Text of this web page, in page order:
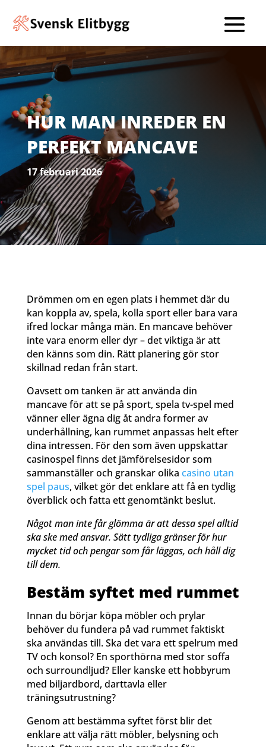
HUR MAN INREDER EN
PERFEKT MANCAVE
17 februari 2026
Drömmen om en egen plats i hemmet där du
kan koppla av, spela, kolla sport eller bara vara
ifred lockar många män. En mancave behöver
inte vara enorm eller dyr – det viktiga är att
den känns som din. Rätt planering gör stor
skillnad redan från start.
Oavsett om tanken är att använda din
mancave för att se på sport, spela tv-spel med
vänner eller ägna dig åt andra former av
underhållning, kan rummet anpassas helt efter
dina intressen. För den som även uppskattar
casinospel finns det jämförelsesidor som
sammanställer och granskar olika casino utan
spel paus, vilket gör det enklare att få en tydlig
överblick och fatta ett genomtänkt beslut.
Något man inte får glömma är att dessa spel alltid
ska ske med ansvar. Sätt tydliga gränser för hur
mycket tid och pengar som får läggas, och håll dig
till dem.
Bestäm syftet med rummet
Innan du börjar köpa möbler och prylar
behöver du fundera på vad rummet faktiskt
ska användas till. Ska det vara ett spelrum med
TV och konsol? En sporthörna med stor soffa
och surroundljud? Eller kanske ett hobbyrum
med biljardbord, darttavla eller
träningsutrustning?
Genom att bestämma syftet först blir det
enklare att välja rätt möbler, belysning och